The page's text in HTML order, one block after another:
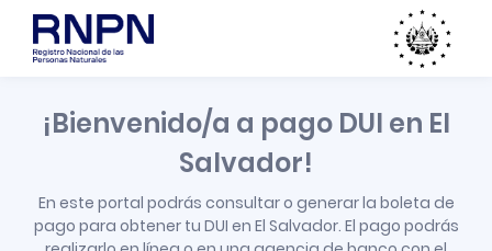
¡Bienvenido/a a pago DUI en El
Salvador!
En este portal podrás consultar o generar la boleta de
pago para obtener tu DUI en El Salvador. El pago podrás